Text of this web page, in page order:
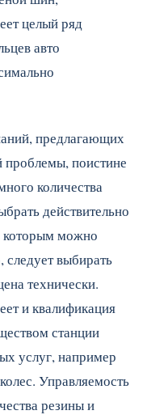
целый ряд
авто
предлагающих
поистине
количества
действительно
которым можно
выбирать
технически.
и квалификация
станции
услуг, например
Управляемость
резины и